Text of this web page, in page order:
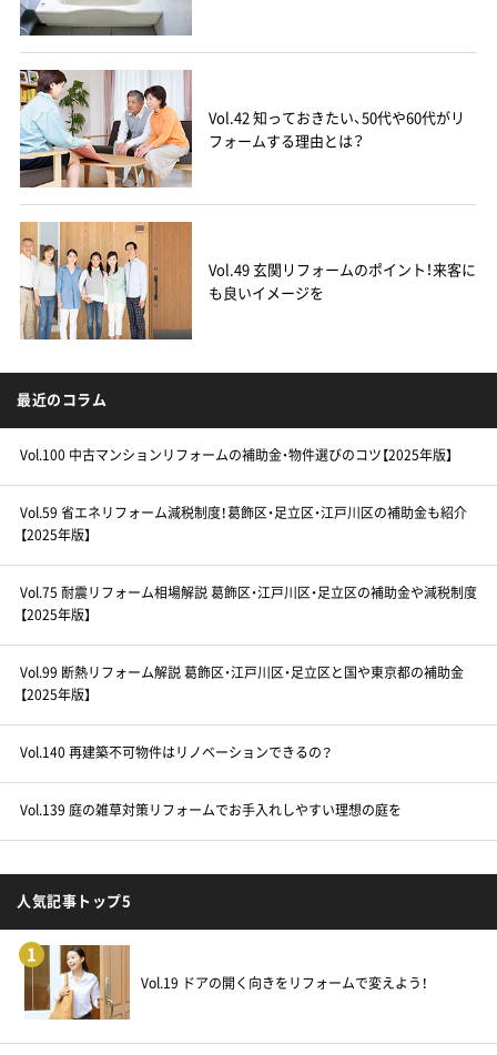
Vol.42 知っておきたい、50代や60代がリ
フォームする理由とは？
Vol.49 玄関リフォームのポイント！来客に
も良いイメージを
最近のコラム
Vol.100 中古マンションリフォームの補助金・物件選びのコツ【2025年版】
Vol.59 省エネリフォーム減税制度！葛飾区・足立区・江戸川区の補助金も紹介
【2025年版】
Vol.75 耐震リフォーム相場解説 葛飾区・江戸川区・足立区の補助金や減税制度
【2025年版】
Vol.99 断熱リフォーム解説 葛飾区・江戸川区・足立区と国や東京都の補助金
【2025年版】
Vol.140 再建築不可物件はリノベーションできるの？
Vol.139 庭の雑草対策リフォームでお手入れしやすい理想の庭を
人気記事トップ5
1
Vol.19 ドアの開く向きをリフォームで変えよう！